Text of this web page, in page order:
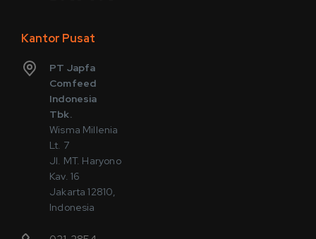
Kantor Pusat
PT Japfa
Comfeed
Indonesia
Tbk.
Wisma Millenia
Lt. 7
Jl. MT. Haryono
Kav. 16
Jakarta 12810,
Indonesia